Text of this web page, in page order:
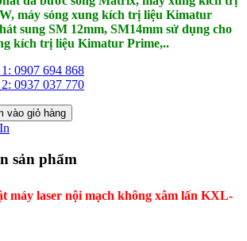
máy sóng xung kích trị liệu Kimatur
sung SM 12mm, SM14mm sử dụng cho
kích trị liệu Kimatur Prime,..
0907 694 868
0937 037 770
vào giỏ hàng
sản phẩm
máy laser nội mạch không xâm lấn KXL-